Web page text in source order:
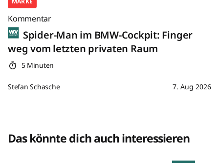
Kommentar
Spider-Man im BMW-Cockpit: Finger
weg vom letzten privaten Raum
5 Minuten
Stefan Schasche 7. Aug 2026
Das könnte dich auch interessieren